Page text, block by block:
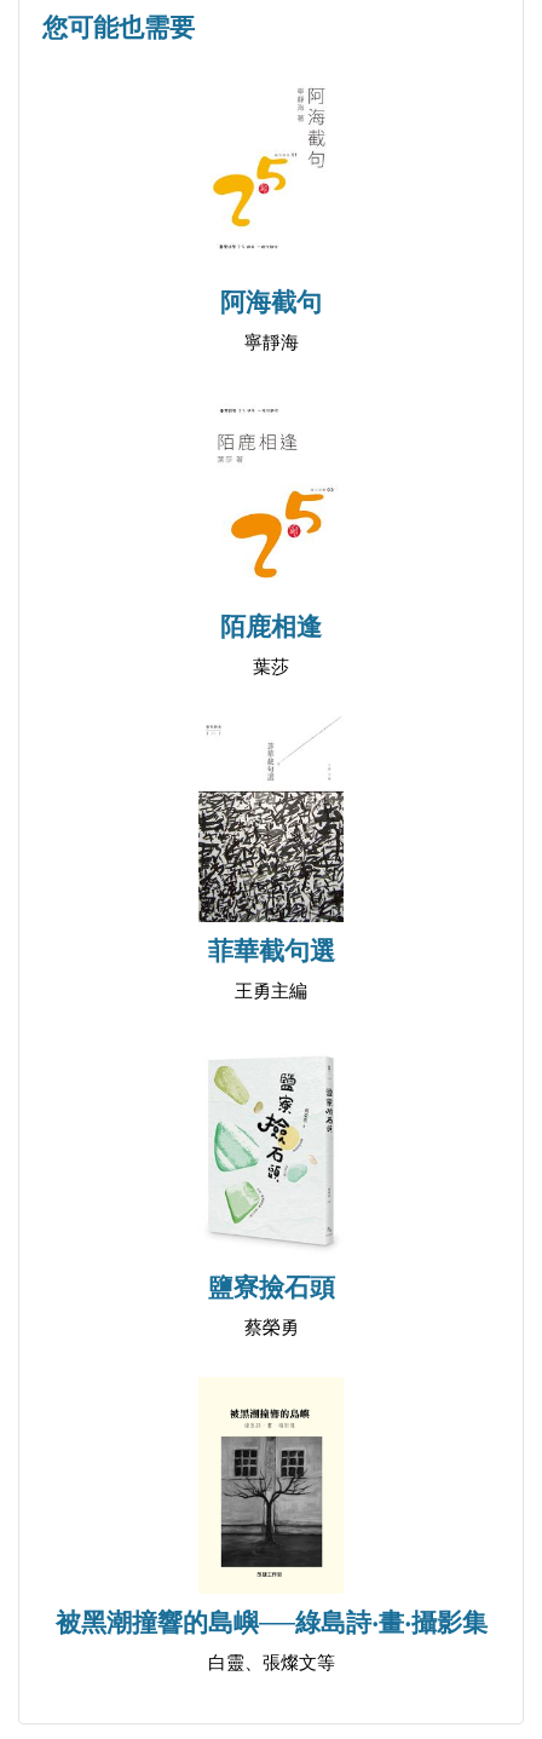
2017淡水福爾摩莎國際詩歌節詩書發表會
2017淡水福爾摩莎國際詩歌節 9月21日詩書發表會
晚霞•Sunset Glow
海的情歌•Love Song from the Sea
林中晨景•Morning in the Forest
燈塔自白•Monologue by Lighthouse
殘冬•The End of Winter
故鄉之歌•The Song of Homeland
公雞不鳴•The Cock Doesn’t Crow
我的台灣 我的希望•My Taiwan, My Hope
老人孤獨•The Old Man is Lonesome
螢的心聲•The Voice of Firefly
大地頌•Ode to the Earth
阿富汗的天空•Afghanistan’s Sky
來到古巴•Arriving in Cuba
切格瓦拉在古巴•Che Guevara in Cuba
給馬奎斯•To Márquez
龍蝦脫殼•The Lobster’s Shell is Shedding
獨立廣場•Independence Square
吊在樹上的傀儡•Puppets Hung on the Branches
淡水故居•My Old Home at Tamsui
作者簡介•About the Author
您可能也需要
阿海截句
寧靜海
陌鹿相逢
葉莎
菲華截句選
王勇主編
鹽寮撿石頭
蔡榮勇
被黑潮撞響的島嶼──綠島詩‧畫‧攝影集
白靈、張燦文等